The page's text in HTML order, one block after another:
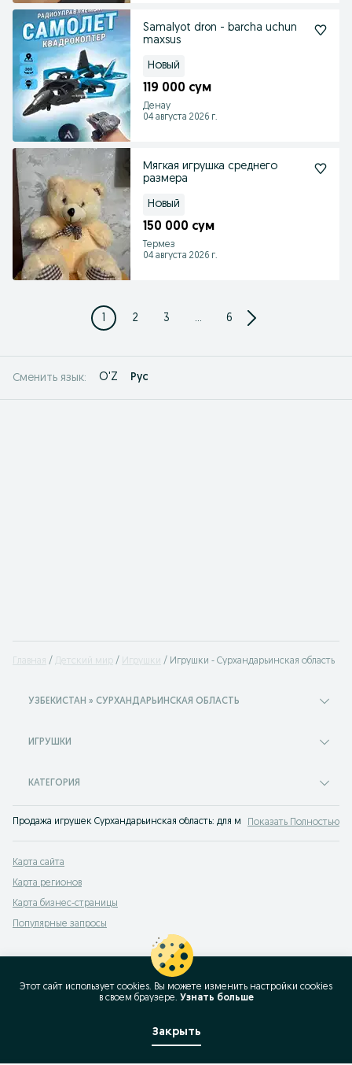
Samalyot dron - barcha uchun
maxsus
Новый
119 000 сум
Денау
04 августа 2026 г.
Мягкая игрушка среднего
размера
Новый
150 000 сум
Термез
04 августа 2026 г.
1 2 3 ... 6
Сменить язык: O'Z Рус
Главная Детский мир Игрушки Игрушки - Сурхандарьинская область
УЗБЕКИСТАН » СУРХАНДАРЬИНСКАЯ ОБЛАСТЬ
ИГРУШКИ
КАТЕГОРИЯ
Продажа игрушек Сурхандарьинская область: для мальчиков и девочек,
Показать Полностью
Карта сайта
Карта регионов
Карта бизнес-страницы
Популярные запросы
Этот сайт использует cookies. Вы можете изменить настройки cookies
в своeм браузере. Узнать больше
Закрыть